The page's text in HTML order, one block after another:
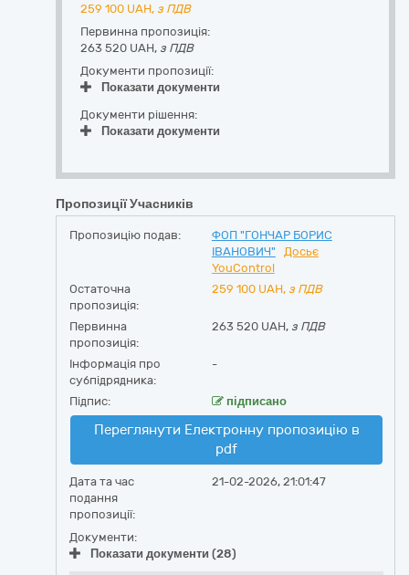
259 100 UAH, з ПДВ
Первинна пропозиція:
263 520 UAH, з ПДВ
Документи пропозиції:
Показати документи
Документи рішення:
Показати документи
Пропозиції Учасників
Пропозицію подав:
ФОП "ГОНЧАР БОРИС
ІВАНОВИЧ"
Досьє
YouControl
Остаточна
пропозиція:
259 100 UAH, з ПДВ
Первинна
пропозиція:
263 520 UAH, з ПДВ
Інформація про
субпідрядника:
-
Підпис: підписано
Переглянути Електронну пропозицію в
pdf
Дата та час
подання
пропозиції:
21-02-2026, 21:01:47
Документи:
Показати документи (28)